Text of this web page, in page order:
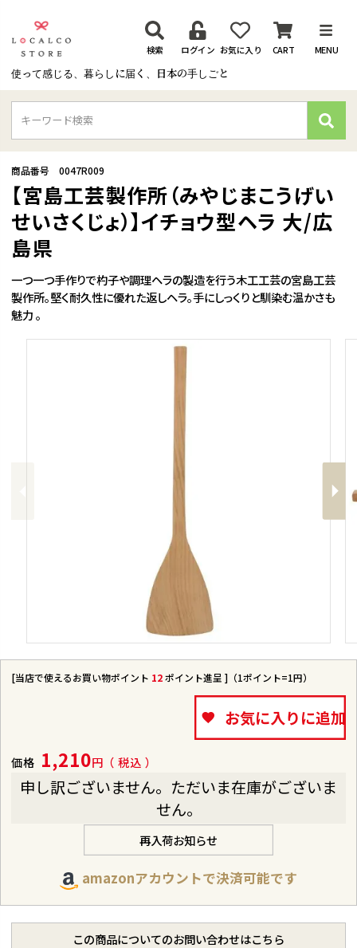
使って感じる、暮らしに届く、日本の手しごと
検索 ログイン お気に入り CART MENU
検
索
一つ一つ手作りで杓子や調理ヘラの製造を行う木工工芸の宮島工芸
製作所。堅く耐久性に優れた返しヘラ。手にしっくりと馴染む温かさも
魅力 。
【宮島工芸製作所（みやじまこうげい
せいさくじょ）】イチョウ型ヘラ 大/広
島県
商品番号 0047R009
[当店で使えるお買い物ポイント 12ポイント進呈 ]（1ポイント=1円）
価格 1,210 税込
申し訳ございません。ただいま在庫がございま
せん。
お気に入りに追加
再入荷お知らせ
amazonアカウントで決済可能です
この商品についてのお問い合わせはこちら